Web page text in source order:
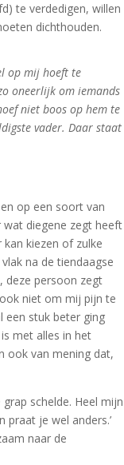
te verdedigen, willen
dichthouden.
op mij hoeft te
oneerlijk om iemands
niet boos op hem te
vader. Daar staat
op een soort van
wat diegene zegt heeft
kiezen of zulke
na de tiendaagse
deze persoon zegt
niet om mij pijn te
een stuk beter ging
met alles in het
ook van mening dat,
schelde. Heel mijn
praat je wel anders.’
naar de